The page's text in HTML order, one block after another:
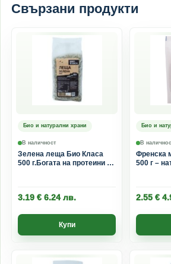
Свързани продукти
Био и натурални храни
В наличност
Зелена леща Био Класа
500 г.Богата на протеини и
3.19 € 6.24лв.
Купи
Био и
В
Френска
500 г –
2.55 €